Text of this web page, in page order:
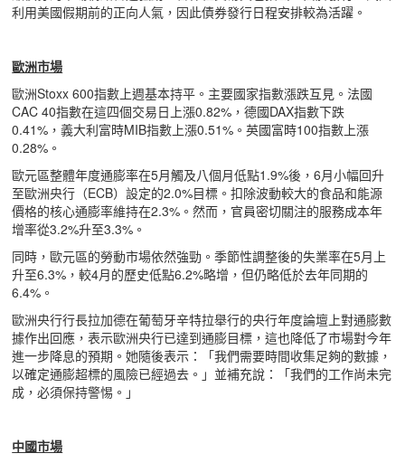
利用美國假期前的正向人氣，因此債券發行日程安排較為活躍。
歐洲市場
歐洲Stoxx 600指數上週基本持平。主要國家指數漲跌互見。法國
CAC 40指數在這四個交易日上漲0.82%，德國DAX指數下跌
0.41%，義大利富時MIB指數上漲0.51%。英國富時100指數上漲
0.28%。
歐元區整體年度通膨率在5月觸及八個月低點1.9%後，6月小幅回升
至歐洲央行（ECB）設定的2.0%目標。扣除波動較大的食品和能源
價格的核心通膨率維持在2.3%。然而，官員密切關注的服務成本年
增率從3.2%升至3.3%。
同時，歐元區的勞動市場依然強勁。季節性調整後的失業率在5月上
升至6.3%，較4月的歷史低點6.2%略增，但仍略低於去年同期的
6.4%。
歐洲央行行長拉加德在葡萄牙辛特拉舉行的央行年度論壇上對通膨數
據作出回應，表示歐洲央行已達到通膨目標，這也降低了市場對今年
進一步降息的預期。她隨後表示：「我們需要時間收集足夠的數據，
以確定通膨超標的風險已經過去。」並補充說：「我們的工作尚未完
成，必須保持警惕。」
中國市場